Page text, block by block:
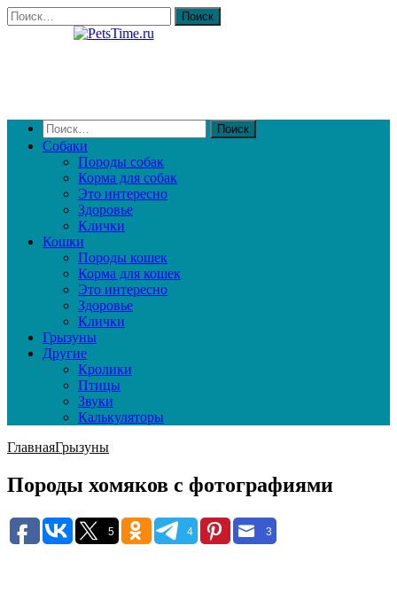
Собаки
Породы собак
Корма для собак
Это интересно
Здоровье
Клички
Кошки
Породы кошек
Корма для кошек
Это интересно
Здоровье
Клички
Грызуны
Другие
Кролики
Птицы
Звуки
Калькуляторы
ГлавнаяГрызуны
Породы хомяков с фотографиями
5 4 3